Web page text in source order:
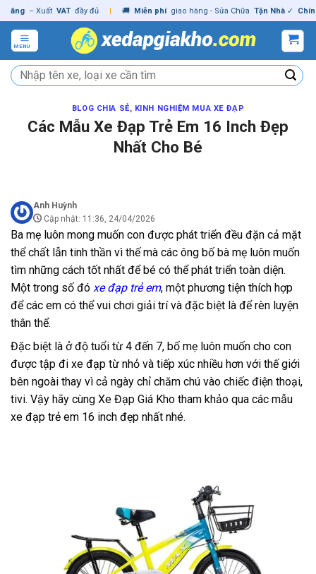
Skip
to
content
– Xuất VAT đầy đủ | 🚚 Miễn phí giao hàng - Sửa Chữa Tận Nhà ✓ Chính hãng
MENU
Tìm
kiếm:
BLOG CHIA SẺ, KINH NGHIỆM MUA XE ĐẠP
Các Mẫu Xe Đạp Trẻ Em 16 Inch Đẹp
Nhất Cho Bé
Anh Huỳnh
Cập nhật: 11:36, 24/04/2026
Ba mẹ luôn mong muốn con được phát triển đều đặn cả mặt
thể chất lẫn tinh thần vì thế mà các ông bố bà mẹ luôn muốn
tìm những cách tốt nhất để bé có thể phát triển toàn diện.
Một trong số đó xe đạp trẻ em, một phương tiện thích hợp
để các em có thể vui chơi giải trí và đặc biệt là để rèn luyện
thân thể.
Đặc biệt là ở độ tuổi từ 4 đến 7, bố mẹ luôn muốn cho con
được tập đi xe đạp từ nhỏ và tiếp xúc nhiều hơn với thế giới
bên ngoài thay vì cả ngày chỉ chăm chú vào chiếc điện thoại,
tivi. Vậy hãy cùng Xe Đạp Giá Kho tham khảo qua các mẫu
xe đạp trẻ em 16 inch đẹp nhất nhé.